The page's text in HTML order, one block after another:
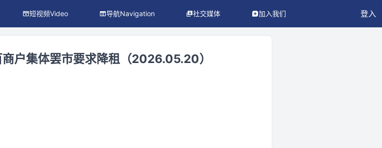
短视频Video 导航Navigation 社交媒体 加入我们 登入
户集体罢市要求降租（2026.05.20）